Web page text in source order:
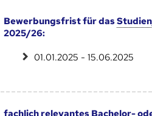
Bewerbungsfrist für das
2025/26:
01.01.2025 - 15.06.2025
fachlich relevantes Bachelor-